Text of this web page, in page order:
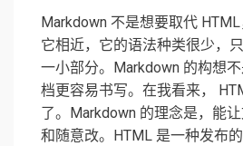
Markdown 不是想要取代
它相近，它的语法种类很少，
一小部分。Markdown 的构想
档更容易书写。在我看来，
了。Markdown 的理念是，能
和随意改。HTML 是一种发布